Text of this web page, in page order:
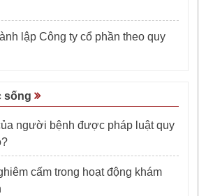
lập Công ty cổ phần theo quy
sống
người bệnh được pháp luật quy
cấm trong hoạt động khám